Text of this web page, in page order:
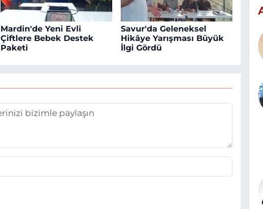
Mardin'de Yeni Evli
Çiftlere Bebek Destek
Paketi
Savur'da Geleneksel
Hikâye Yarışması Büyük
İlgi Gördü